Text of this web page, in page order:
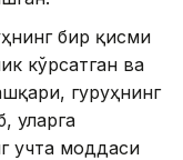
бир қисми
кўрсатган ва
гуруҳнинг
уларга
учта моддаси